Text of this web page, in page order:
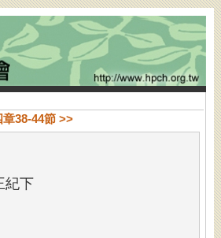
38-44節 >>
下